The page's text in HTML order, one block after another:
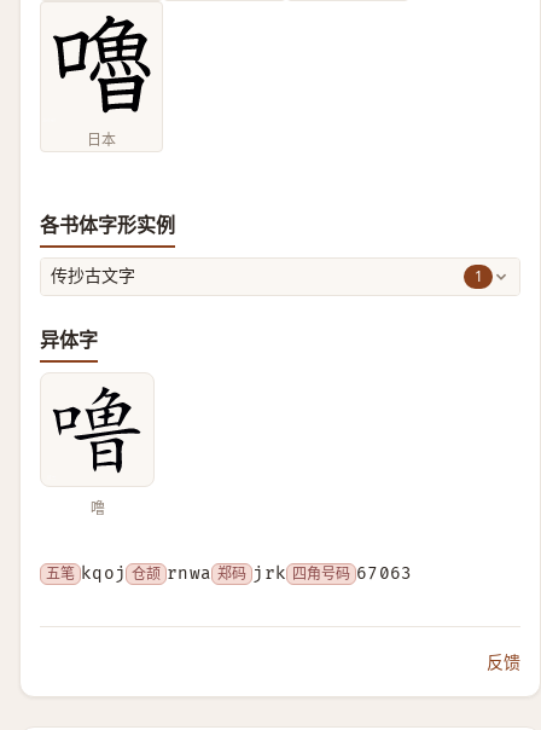
日本
各书体字形实例
传抄古文字 1
异体字
噜
五笔 kqoj 仓颉 rnwa 郑码 jrk 四角号码 67063
反馈